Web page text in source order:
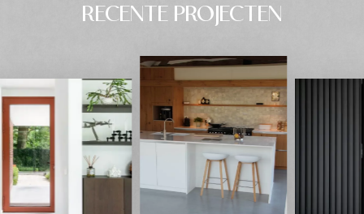
RECENTE PROJECTEN